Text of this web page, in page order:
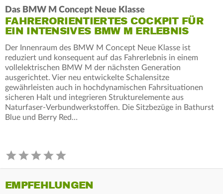
Das BMW M Concept Neue Klasse
FAHRERORIENTIERTES COCKPIT FÜR
EIN INTENSIVES BMW M ERLEBNIS
Der Innenraum des BMW M Concept Neue Klasse ist
reduziert und konsequent auf das Fahrerlebnis in einem
vollelektrischen BMW M der nächsten Generation
ausgerichtet. Vier neu entwickelte Schalensitze
gewährleisten auch in hochdynamischen Fahrsituationen
sicheren Halt und integrieren Strukturelemente aus
Naturfaser-Verbundwerkstoffen. Die Sitzbezüge in Bathurst
Blue und Berry Red…
EMPFEHLUNGEN